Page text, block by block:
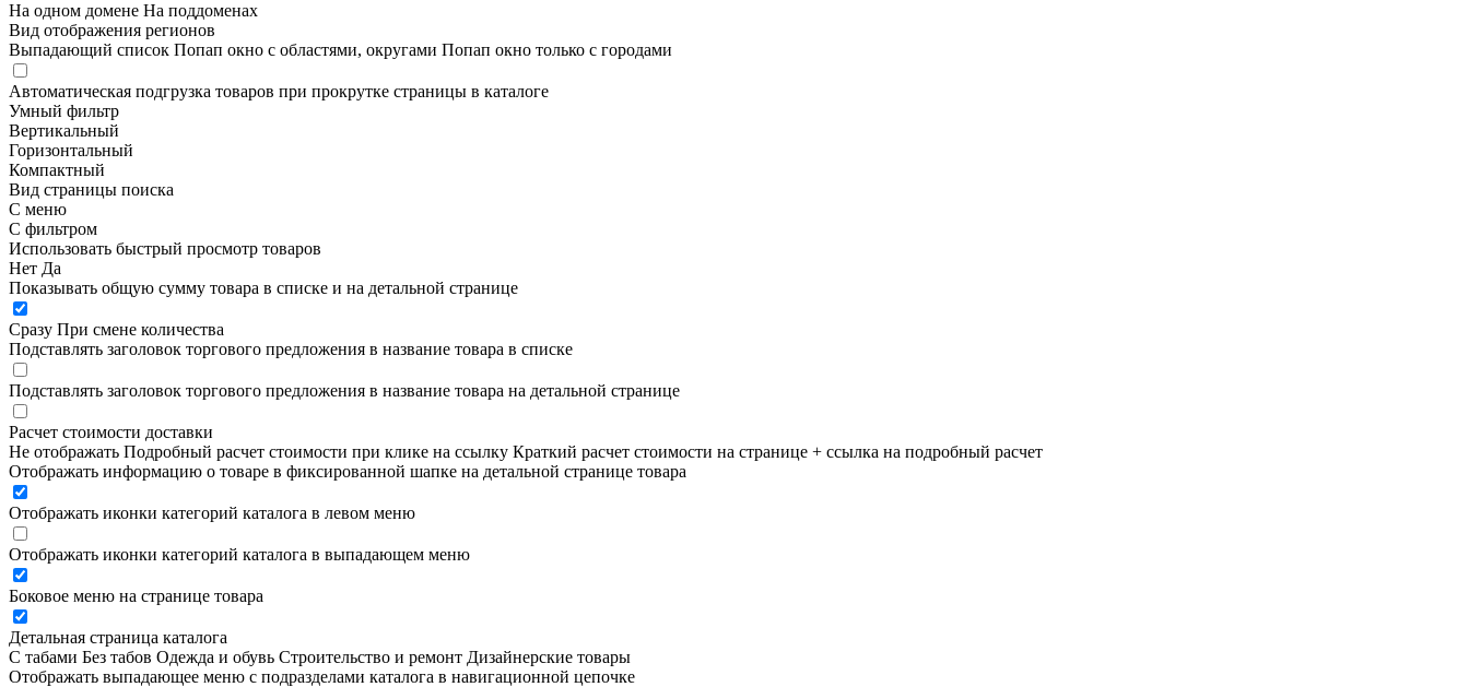
На одном домене На поддоменах
Вид отображения регионов
Выпадающий список Попап окно c областями, округами Попап окно только с городами
Автоматическая подгрузка товаров при прокрутке страницы в каталоге
Умный фильтр
Вертикальный
Горизонтальный
Компактный
Вид страницы поиска
С меню
С фильтром
Использовать быстрый просмотр товаров
Нет Да
Показывать общую сумму товара в списке и на детальной странице
Сразу При смене количества
Подставлять заголовок торгового предложения в название товара в списке
Подставлять заголовок торгового предложения в название товара на детальной странице
Расчет стоимости доставки
Не отображать Подробный расчет стоимости при клике на ссылку Краткий расчет стоимости на странице + ссылка на подробный расчет
Отображать информацию о товаре в фиксированной шапке на детальной странице товара
Отображать иконки категорий каталога в левом меню
Отображать иконки категорий каталога в выпадающем меню
Боковое меню на странице товара
Детальная страница каталога
С табами Без табов Одежда и обувь Строительство и ремонт Дизайнерские товары
Отображать выпадающее меню с подразделами каталога в навигационной цепочке